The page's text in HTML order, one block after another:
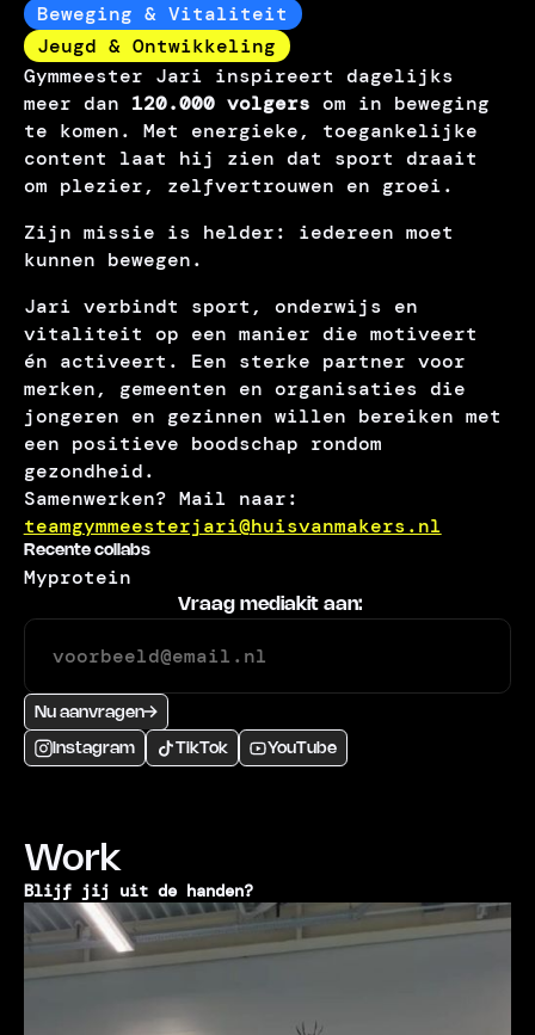
Beweging & Vitaliteit
Jeugd & Ontwikkeling
Gymmeester Jari inspireert dagelijks
meer dan 120.000 volgers om in beweging
te komen. Met energieke, toegankelijke
content laat hij zien dat sport draait
om plezier, zelfvertrouwen en groei.
Zijn missie is helder: iedereen moet
kunnen bewegen.
Jari verbindt sport, onderwijs en
vitaliteit op een manier die motiveert
én activeert. Een sterke partner voor
merken, gemeenten en organisaties die
jongeren en gezinnen willen bereiken met
een positieve boodschap rondom
gezondheid.
Samenwerken? Mail naar:
teamgymmeesterjari@huisvanmakers.nl
Recente collabs
Myprotein
Vraag mediakit aan:
Nu aanvragen
Instagram TikTok YouTube
Work
Blijf jij uit de handen?